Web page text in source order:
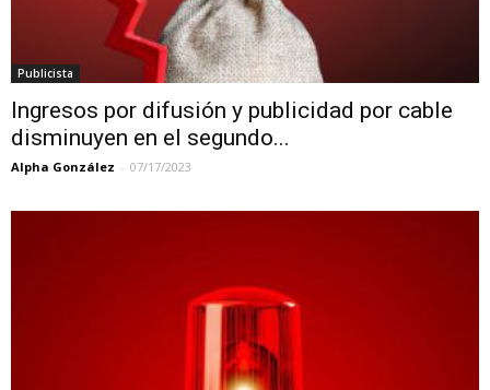
Publicista
Ingresos por difusión y publicidad por cable
disminuyen en el segundo...
Alpha González - 07/17/2023